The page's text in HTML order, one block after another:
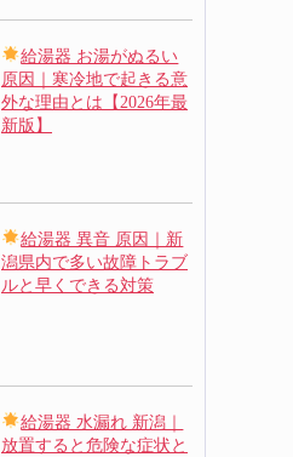
給湯器 お湯がぬるい
原因｜寒冷地で起きる意
外な理由とは【2026年最
新版】
給湯器 異音 原因｜新
潟県内で多い故障トラブ
ルと早くできる対策
給湯器 水漏れ 新潟｜
放置すると危険な症状と